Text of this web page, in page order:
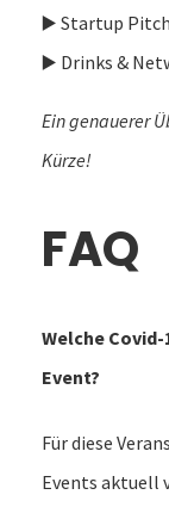
▶️ Startup
▶️ Drinks &
Ein genauerer
Kürze!
FAQ
Welche
Event?
Für diese
Events aktuell